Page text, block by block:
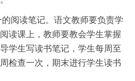
阅读笔记。语文教师要负责学
读课上，教师要教会学生掌握
学生写读书笔记，学生每周至
检查一次，期末进行学生读书